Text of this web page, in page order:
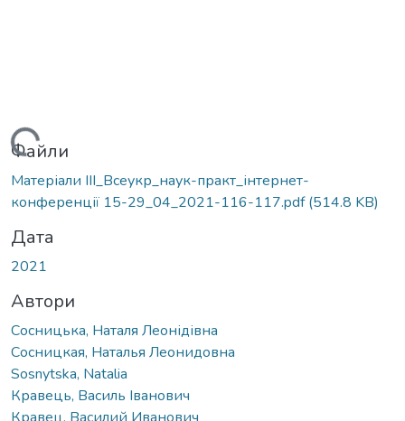
Вантажиться...
Файли
Матеріали IІI_Всеукр_наук-практ_інтернет-
конференції 15-29_04_2021-116-117.pdf(514.8 KB)
Дата
2021
Автори
Сосницька, Наталя Леонідівна
Сосницкая, Наталья Леонидовна
Sosnytska, Natalia
Кравець, Василь Іванович